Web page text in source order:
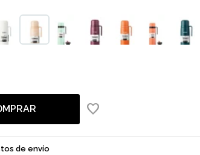
de envío